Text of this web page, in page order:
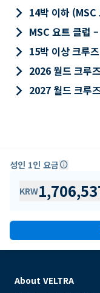
keyboard_arrow_right 14박 이하 (MSC
keyboard_arrow_right MSC 요트 클럽
keyboard_arrow_right 15박 이상 크루즈
keyboard_arrow_right 2026 월드 크루즈
keyboard_arrow_right 2027 월드 크루즈
성인 1인 요금info
KRW
About VELTRA